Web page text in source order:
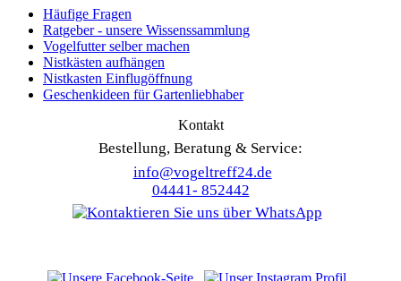
Häufige Fragen
Ratgeber - unsere Wissenssammlung
Vogelfutter selber machen
Nistkästen aufhängen
Nistkasten Einflugöffnung
Geschenkideen für Gartenliebhaber
Kontakt
Bestellung, Beratung & Service:
info@vogeltreff24.de
04441- 852442